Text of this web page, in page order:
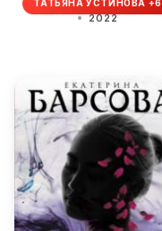
ТАТЬЯНА УСТИНОВА +6
2022